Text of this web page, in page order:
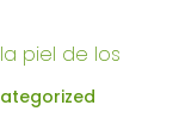
piel de los